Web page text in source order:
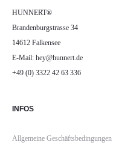
HUNNERT®
Brandenburgstrasse 34
14612 Falkensee
E-Mail: hey@hunnert.de
+49 (0) 3322 42 63 336
INFOS
Allgemeine Geschäftsbedingungen